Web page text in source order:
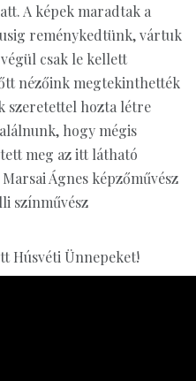
A képek maradtak a
reménykedtünk, vártuk
csak le kellett
nézőink megtekinthették
szeretettel hozta létre
hogy mégis
meg az itt látható
Ágnes képzőművész
színművész
Húsvéti Ünnepeket!